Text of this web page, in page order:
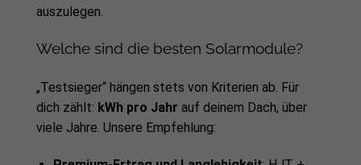
auszulegen.
Welche sind die besten Solarmodule?
„Testsieger“ hängen stets von Kriterien ab. Für
dich zählt: kWh pro Jahr auf deinem Dach, über
viele Jahre. Unsere Empfehlung: